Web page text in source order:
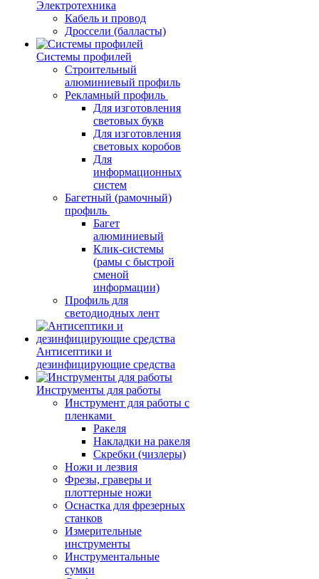
Электротехника
Кабель и провод
Дроссели (балласты)
Системы профилей
Строительный
алюминиевый профиль
Рекламный профиль
Для изготовления
световых букв
Для изготовления
световых коробов
Для
информационных
систем
Багетный (рамочный)
профиль
Багет
алюминиевый
Клик-системы
(рамы с быстрой
сменой
информации)
Профиль для
светодиодных лент
Антисептики и
дезинфицирующие средства
Инструменты для работы
Инструмент для работы с
пленками
Ракеля
Накладки на ракеля
Скребки (чизлеры)
Ножи и лезвия
Фрезы, граверы и
плоттерные ножи
Оснастка для фрезерных
станков
Измерительные
инструменты
Инструментальные
сумки